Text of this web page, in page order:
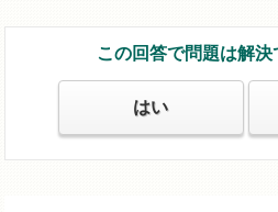
この回答で問題は解決
はい